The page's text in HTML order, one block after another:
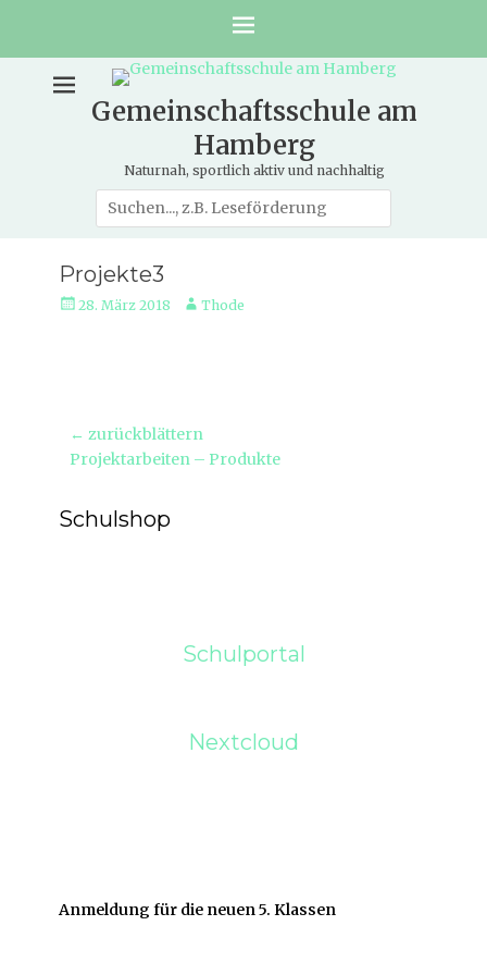
Gemeinschaftsschule am
Hamberg
Naturnah, sportlich aktiv und nachhaltig
Suche
nach:
Projekte3
Veröffentlicht
28. März 2018 AutorThode
Beitragsnavigation
← zurückblättern
Vorheriger
Projektarbeiten – Produkte
Schulshop
Schulportal
Nextcloud
Anmeldung für die neuen 5. Klassen